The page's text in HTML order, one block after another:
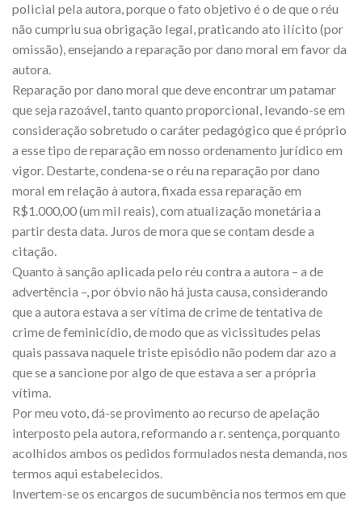
policial pela autora, porque o fato objetivo é o de que o réu
não cumpriu sua obrigação legal, praticando ato ilícito (por
omissão), ensejando a reparação por dano moral em favor da
autora.
Reparação por dano moral que deve encontrar um patamar
que seja razoável, tanto quanto proporcional, levando-se em
consideração sobretudo o caráter pedagógico que é próprio
a esse tipo de reparação em nosso ordenamento jurídico em
vigor. Destarte, condena-se o réu na reparação por dano
moral em relação à autora, fixada essa reparação em
R$1.000,00 (um mil reais), com atualização monetária a
partir desta data. Juros de mora que se contam desde a
citação.
Quanto à sanção aplicada pelo réu contra a autora – a de
advertência –, por óbvio não há justa causa, considerando
que a autora estava a ser vítima de crime de tentativa de
crime de feminicídio, de modo que as vicissitudes pelas
quais passava naquele triste episódio não podem dar azo a
que se a sancione por algo de que estava a ser a própria
vítima.
Por meu voto, dá-se provimento ao recurso de apelação
interposto pela autora, reformando a r. sentença, porquanto
acolhidos ambos os pedidos formulados nesta demanda, nos
termos aqui estabelecidos.
Invertem-se os encargos de sucumbência nos termos em que